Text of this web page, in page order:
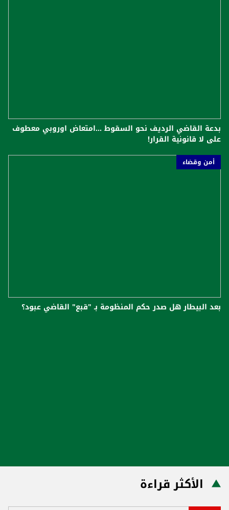
بدعة القاضي الرديف نحو السقوط ...امتعاض اوروبي معطوف
على لا قانونية القرار!
أمن وقضاء
بعد البيطار هل صدر حكم المنظومة بـ "قبع" القاضي عبود؟
الأكثر قراءة